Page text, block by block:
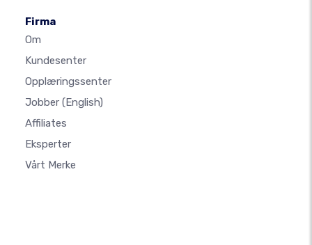
Firma
Om
Kundesenter
Opplæringssenter
Jobber (English)
Affiliates
Eksperter
Vårt Merke